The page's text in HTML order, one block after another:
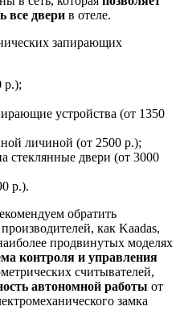
все двери в отеле.
запирающих
р.);
устройства (от 1350
личиной (от 2500 р.);
стеклянные двери (от 3000
р.).
обратить
как Kaadas,
продвинутых моделях
контроля и управления
считывателей,
автономной работы от
замка